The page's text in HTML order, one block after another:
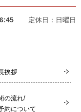
挨拶
の流れ/
約について
定休日：日曜日